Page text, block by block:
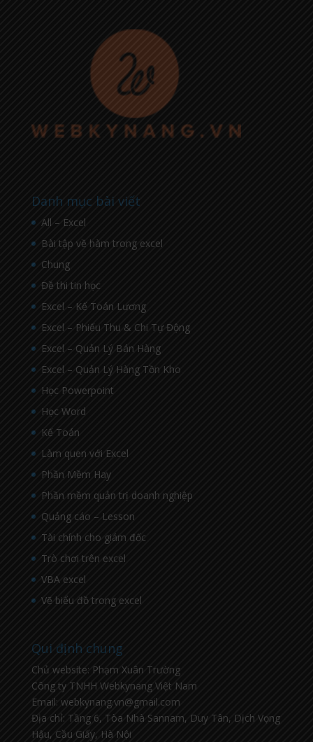
Danh mục bài viết
All – Excel
Bài tập về hàm trong excel
Chung
Đề thi tin học
Excel – Kế Toán Lương
Excel – Phiếu Thu & Chi Tự Động
Excel – Quản Lý Bán Hàng
Excel – Quản Lý Hàng Tồn Kho
Học Powerpoint
Học Word
Kế Toán
Làm quen với Excel
Phần Mềm Hay
Phần mềm quản trị doanh nghiệp
Quảng cáo – Lesson
Tài chính cho giám đốc
Trò chơi trên excel
VBA excel
Vẽ biểu đồ trong excel
Qui định chung
Chủ website: Phạm Xuân Trường
Công ty TNHH Webkynang Việt Nam
Email: webkynang.vn@gmail.com
Địa chỉ: Tầng 6, Tòa Nhà Sannam, Duy Tân, Dịch Vọng
Hậu, Cầu Giấy, Hà Nội